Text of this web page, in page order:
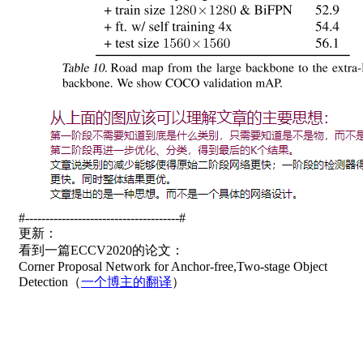
#--------------------------------------#
更新：
看到一篇ECCV2020的论文：
Corner Proposal Network for Anchor-free,Two-stage Object
Detection（一个博主的翻译）